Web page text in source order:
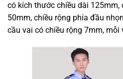
có kích thước chiều dài 125mm,
50mm, chiều rộng phía đầu
cầu vai có chiều rộng 7mm, mỗi